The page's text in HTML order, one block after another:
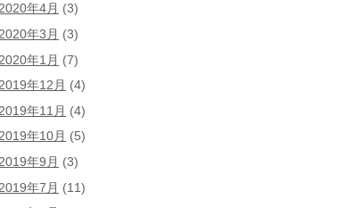
年4月 (3)
2020年3月 (3)
2020年1月 (7)
2019年12月 (4)
2019年11月 (4)
年10月 (5)
2019年9月 (3)
2019年7月 (11)